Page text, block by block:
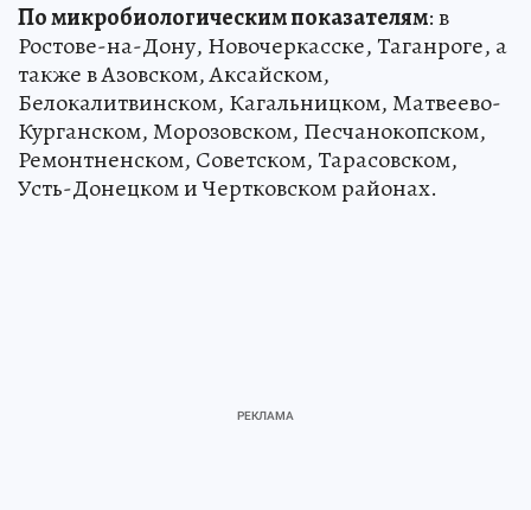
По микробиологическим показателям: в
Ростове-на-Дону, Новочеркасске, Таганроге, а
также в Азовском, Аксайском,
Белокалитвинском, Кагальницком, Матвеево-
Курганском, Морозовском, Песчанокопском,
Ремонтненском, Советском, Тарасовском,
Усть-Донецком и Чертковском районах.